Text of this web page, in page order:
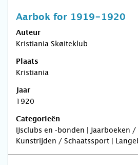
Aarbok for 1919-1920
Auteur
Kristiania Skøiteklub
Plaats
Kristiania
Jaar
1920
Categorieën
IJsclubs en -bonden | Jaarboeken /
Kunstrijden / Schaatssport |